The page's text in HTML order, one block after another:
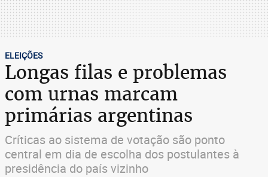
ELEIÇÕES
Longas filas e problemas
com urnas marcam
primárias argentinas
Críticas ao sistema de votação são ponto
central em dia de escolha dos postulantes à
presidência do país vizinho